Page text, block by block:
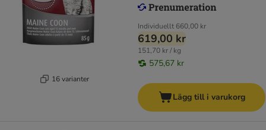
16 varianter
Individuellt 660,00 kr
619,00 kr
151,70 kr / kg
575,67 kr
Lägg till i varukorg